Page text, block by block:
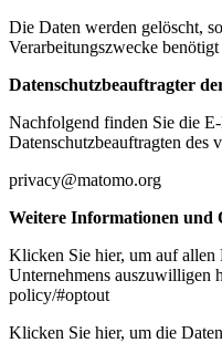
Die Daten werden gelöscht,
Verarbeitungszwecke
Datenschutzbeauftragter
Nachfolgend finden Sie die
Datenschutzbeauftragten des
privacy@matomo.org
Weitere Informationen und
Klicken Sie hier, um auf allen
Unternehmens auszuwilligen
policy/#optout
Klicken Sie hier, um die